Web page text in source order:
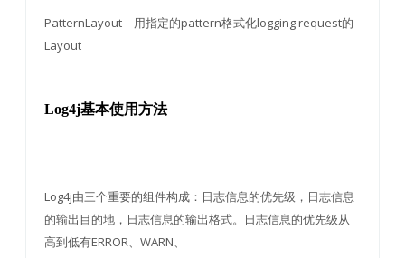
PatternLayout – 用指定的pattern格式化logging request的
Layout
Log4j基本使用方法
Log4j由三个重要的组件构成：日志信息的优先级，日志信息
的输出目的地，日志信息的输出格式。日志信息的优先级从
高到低有ERROR、WARN、